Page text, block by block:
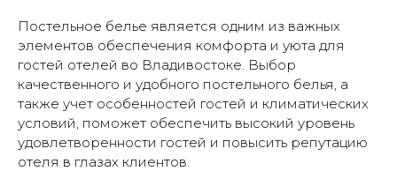
Постельное белье является одним из важных
элементов обеспечения комфорта и уюта для
гостей отелей во Владивостоке. Выбор
качественного и удобного постельного белья, а
также учет особенностей гостей и климатических
условий, поможет обеспечить высокий уровень
удовлетворенности гостей и повысить репутацию
отеля в глазах клиентов.